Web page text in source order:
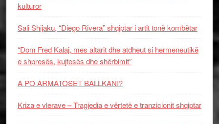
kulturor
Sali Shijaku, “Diego Rivera” shqiptar i artit tonë kombëtar
“Dom Fred Kalaj, mes altarit dhe atdheut si hermeneutikë
e shpresës, kujtesës dhe shërbimit”
A PO ARMATOSET BALLKANI?
Kriza e vlerave – Tragjedia e vërtetë e tranzicionit shqiptar